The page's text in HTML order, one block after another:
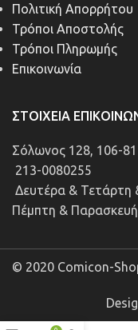
Πολιτική Απορρήτου
Τρόποι Αποστολής
Τρόποι Πληρωμής
Επικοινωνία
ΣΤΟΙΧΕΊΑ
Σόλωνος 128, 106-
213-0080255
Δευτέρα & Τετάρτη
Πέμπτη &
© 2020 Comicon-